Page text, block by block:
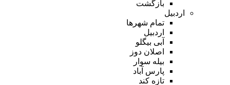
بازگشت
اردبیل
تمام شهر‌ها
اردبیل
آبی بیگلو
اصلان دوز
بیله سوار
پارس آباد
تازه کند